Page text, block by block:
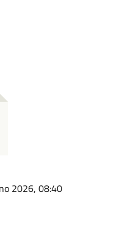
2026, 08:40